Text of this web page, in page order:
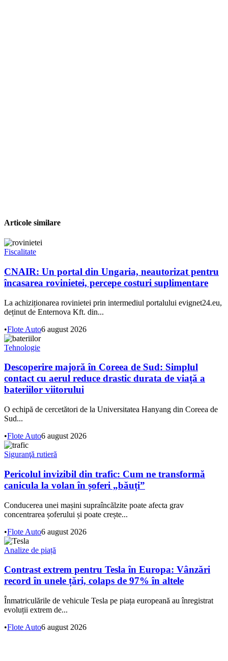
Articole similare
Fiscalitate
CNAIR: Un portal din Ungaria, neautorizat pentru
încasarea rovinietei, percepe costuri suplimentare
La achiziționarea rovinietei prin intermediul portalului evignet24.eu,
deținut de Enternova Kft. din...
•Flote Auto6 august 2026
Tehnologie
Descoperire majoră în Coreea de Sud: Simplul
contact cu aerul reduce drastic durata de viață a
bateriilor viitorului
O echipă de cercetători de la Universitatea Hanyang din Coreea de
Sud...
•Flote Auto6 august 2026
Siguranţă rutieră
Pericolul invizibil din trafic: Cum ne transformă
canicula la volan în șoferi „băuți”
Conducerea unei mașini supraîncălzite poate afecta grav
concentrarea șoferului și poate crește...
•Flote Auto6 august 2026
Analize de piață
Contrast extrem pentru Tesla în Europa: Vânzări
record în unele țări, colaps de 97% în altele
Înmatriculările de vehicule Tesla pe piața europeană au înregistrat
evoluții extrem de...
•Flote Auto6 august 2026